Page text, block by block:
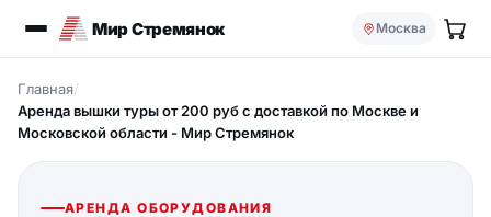
Мир Стремянок Москва
Главная/
Аренда вышки туры от 200 руб с доставкой по Москве и
Московской области - Мир Стремянок
АРЕНДА ОБОРУДОВАНИЯ